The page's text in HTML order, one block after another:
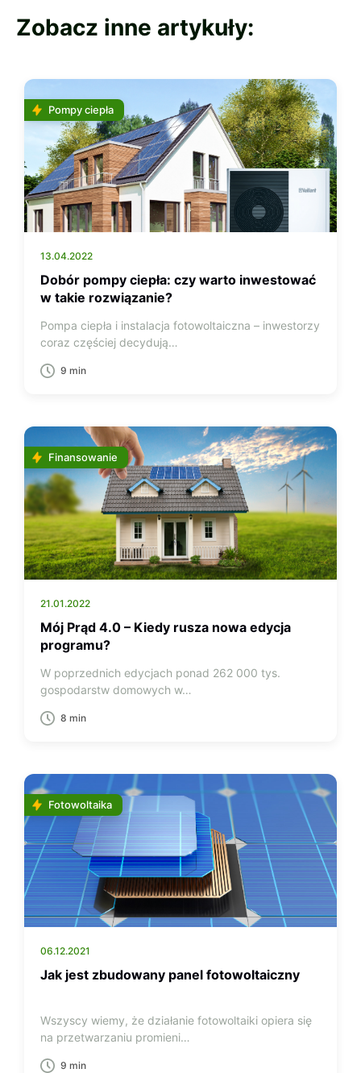
Zobacz inne artykuły:
Pompy ciepła
13.04.2022
Dobór pompy ciepła: czy warto inwestować
w takie rozwiązanie?
Pompa ciepła i instalacja fotowoltaiczna – inwestorzy
coraz częściej decydują…
9 min
Finansowanie
21.01.2022
Mój Prąd 4.0 – Kiedy rusza nowa edycja
programu?
W poprzednich edycjach ponad 262 000 tys.
gospodarstw domowych w…
8 min
Fotowoltaika
06.12.2021
Jak jest zbudowany panel fotowoltaiczny
Wszyscy wiemy, że działanie fotowoltaiki opiera się
na przetwarzaniu promieni…
9 min